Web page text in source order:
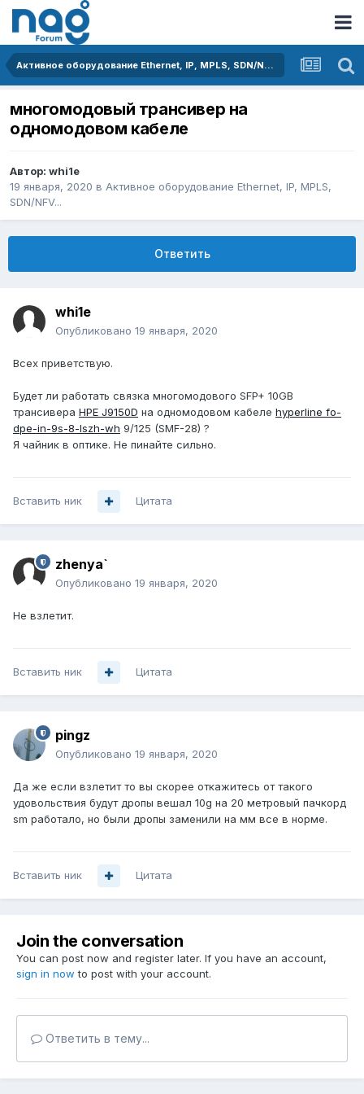
Активное оборудование Ethernet, IP, MPLS, SDN/NFV...
многомодовый трансивер на
одномодовом кабеле
Автор: whi1e
19 января, 2020 в Активное оборудование Ethernet, IP, MPLS,
SDN/NFV...
Ответить
whi1e
Опубликовано 19 января, 2020
Всех приветствую.
Будет ли работать связка многомодового SFP+ 10GB
трансивера HPE J9150D на одномодовом кабеле hyperline fo-
dpe-in-9s-8-lszh-wh 9/125 (SMF-28) ?
Я чайник в оптике. Не пинайте сильно.
Вставить ник Цитата
zhenya`
Опубликовано 19 января, 2020
Не взлетит.
Вставить ник Цитата
pingz
Опубликовано 19 января, 2020
Да же если взлетит то вы скорее откажитесь от такого
удовольствия будут дропы вешал 10g на 20 метровый пачкорд
sm работало, но были дропы заменили на мм все в норме.
Вставить ник Цитата
Join the conversation
You can post now and register later. If you have an account,
sign in now to post with your account.
Ответить в тему...